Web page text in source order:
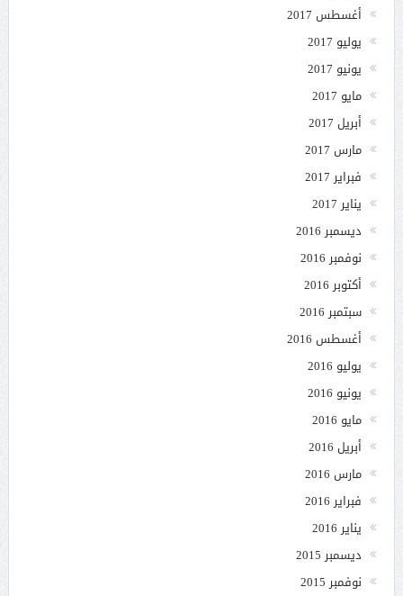
أغسطس 2017
يوليو 2017
يونيو 2017
مايو 2017
أبريل 2017
مارس 2017
فبراير 2017
يناير 2017
ديسمبر 2016
نوفمبر 2016
أكتوبر 2016
سبتمبر 2016
أغسطس 2016
يوليو 2016
يونيو 2016
مايو 2016
أبريل 2016
مارس 2016
فبراير 2016
يناير 2016
ديسمبر 2015
نوفمبر 2015